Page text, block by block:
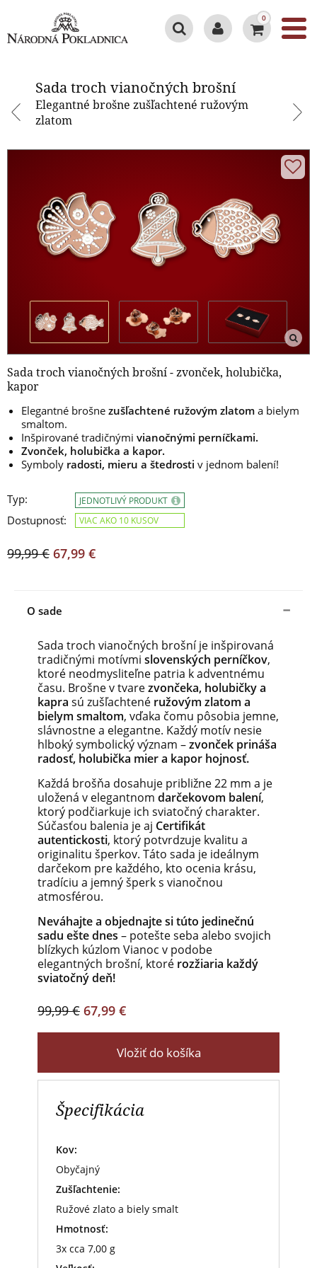
0
Sada troch vianočných brošní
Elegantné brošne zušľachtené ružovým
zlatom
Sada troch vianočných brošní - zvonček, holubička,
kapor
Elegantné brošne zušľachtené ružovým zlatom a bielym
smaltom.
Inšpirované tradičnými vianočnými perníčkami.
Zvonček, holubička a kapor.
Symboly radosti, mieru a štedrosti v jednom balení!
Typ:
Dostupnosť:
JEDNOTLIVÝ PRODUKT
VIAC AKO 10 KUSOV
99,99 € 67,99 €
O sade
Sada troch vianočných brošní je inšpirovaná
tradičnými motívmi slovenských perníčkov,
ktoré neodmysliteľne patria k adventnému
času. Brošne v tvarezvončeka, holubičky a
kapra sú zušľachtené ružovým zlatom a
bielym smaltom, vďaka čomu pôsobia jemne,
slávnostne a elegantne. Každý motív nesie
hlboký symbolický význam –zvonček prináša
radosť, holubička mier a kapor hojnosť.
Každá brošňa dosahuje približne 22 mm a je
uložená v elegantnom darčekovom balení,
ktorý podčiarkuje ich sviatočný charakter.
Súčasťou balenia je aj Certifikát
autentickosti, ktorý potvrdzuje kvalitu a
originalitu šperkov. Táto sada je ideálnym
darčekom pre každého, kto ocenia krásu,
tradíciu a jemný šperk s vianočnou
atmosférou.
Neváhajte a objednajte si túto jedinečnú
sadu ešte dnes – potešte seba alebo svojich
blízkych kúzlom Vianoc v podobe
elegantných brošní, ktoré rozžiaria každý
sviatočný deň!
99,99 € 67,99 €
Vložiť do košíka
Špecifikácia
Kov:
Obyčajný
Zušľachtenie:
Ružové zlato a biely smalt
Hmotnosť:
3x cca 7,00 g
Sada troch vianočných brošní